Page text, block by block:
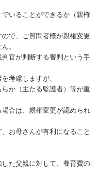
いることができるか（親権
で、ご質問者様が親権変更
。
官が判断する審判という手
考慮しますが、
か（主たる監護者）等が重
合は、親権変更が認められ
お母さんが有利になること
た父親に対して、養育費の